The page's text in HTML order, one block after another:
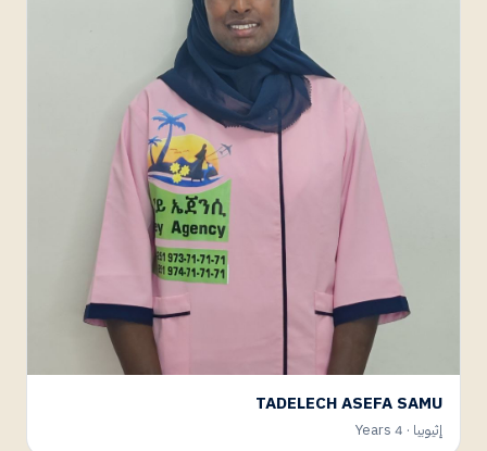
TADELECH ASEFA SAMU
إثيوبيا · 4 Years